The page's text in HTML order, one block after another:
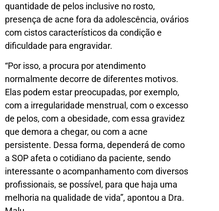
quantidade de pelos inclusive no rosto,
presença de acne fora da adolescência, ovários
com cistos característicos da condição e
dificuldade para engravidar.
“Por isso, a procura por atendimento
normalmente decorre de diferentes motivos.
Elas podem estar preocupadas, por exemplo,
com a irregularidade menstrual, com o excesso
de pelos, com a obesidade, com essa gravidez
que demora a chegar, ou com a acne
persistente. Dessa forma, dependerá de como
a SOP afeta o cotidiano da paciente, sendo
interessante o acompanhamento com diversos
profissionais, se possível, para que haja uma
melhoria na qualidade de vida”, apontou a Dra.